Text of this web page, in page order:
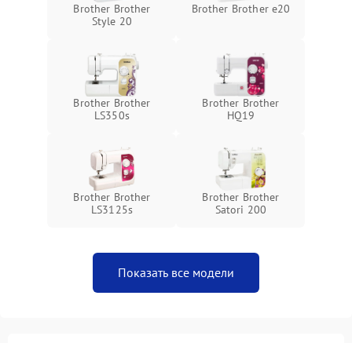
Brother Brother
Style 20
Brother Brother e20
Brother Brother
LS350s
Brother Brother
HQ19
Brother Brother
LS3125s
Brother Brother
Satori 200
Показать все модели